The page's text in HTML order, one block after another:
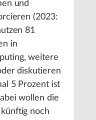
und
(2023:
81
in
weitere
diskutieren
5 Prozent ist
wollen die
noch